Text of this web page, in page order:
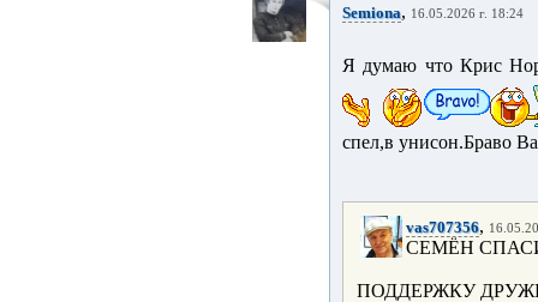
Semiona, 16.05.2026 г. 18:24
Я думаю что Крис
спел,в унисон.Браво
vas707356,
СЕМЁН
ПОДДЕРЖКУ